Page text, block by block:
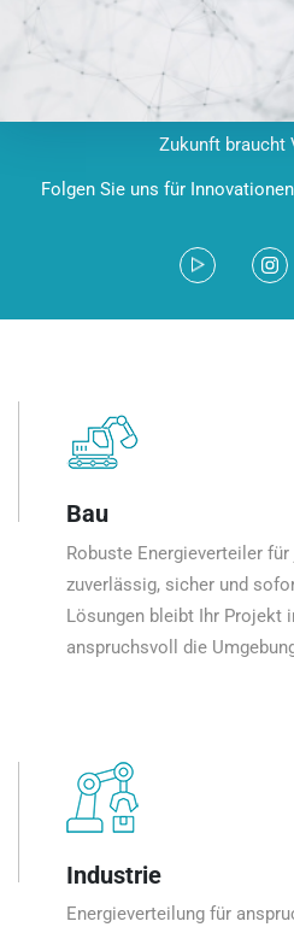
Zukunft braucht
Folgen Sie uns für
Bau
Robuste Energieverteiler
zuverlässig, sicher und
Lösungen bleibt Ihr Projekt
anspruchsvoll die
Industrie
Energieverteilung für